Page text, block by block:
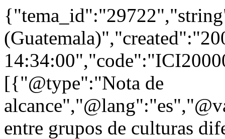
[{"@type":"Nota de
entre grupos de culturas